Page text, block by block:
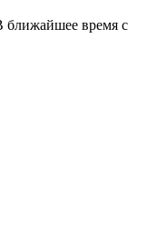
ближайшее время с